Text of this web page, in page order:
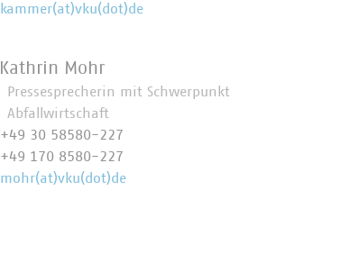
kammer(at)vku(dot)de
Kathrin Mohr
Pressesprecherin mit Schwerpunkt
Abfallwirtschaft
+49 30 58580-227
+49 170 8580-227
mohr(at)vku(dot)de